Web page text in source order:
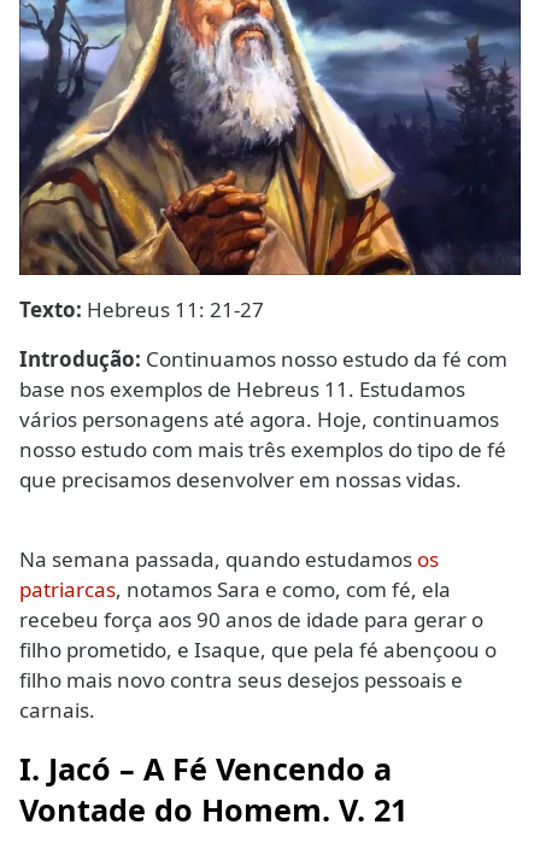
Texto: Hebreus 11: 21-27
Introdução: Continuamos nosso estudo da fé com
base nos exemplos de Hebreus 11. Estudamos
vários personagens até agora. Hoje, continuamos
nosso estudo com mais três exemplos do tipo de fé
que precisamos desenvolver em nossas vidas.
Na semana passada, quando estudamos os
patriarcas, notamos Sara e como, com fé, ela
recebeu força aos 90 anos de idade para gerar o
filho prometido, e Isaque, que pela fé abençoou o
filho mais novo contra seus desejos pessoais e
carnais.
I. Jacó – A Fé Vencendo a
Vontade do Homem. V. 21